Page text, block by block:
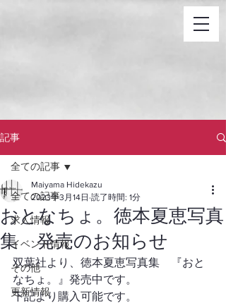
記事
全ての記事
求人情報
イベント情報
その他
更新情報
全ての記事
おとなちょ。徳本夏恵写真
集 発売のお知らせ
Maiyama Hidekazu
2023年3月14日 読了時間: 1分
双葉社より、徳本夏恵写真集　『おと
なちょ。』発売中です。
下記より購入可能です。